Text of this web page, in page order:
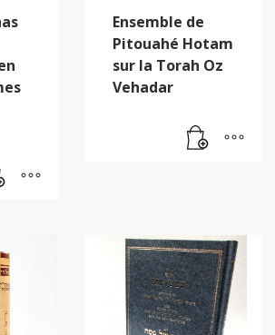
Ensemble de
Pitouahé Hotam
sur la Torah Oz
Vehadar